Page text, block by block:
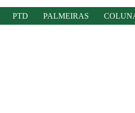
PTD PALMEIRAS